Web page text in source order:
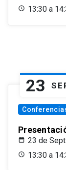
13:30 a
23
23 de
13:30 a